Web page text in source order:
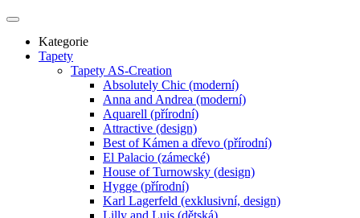
Kategorie
Tapety
Tapety AS-Creation
Absolutely Chic (moderní)
Anna and Andrea (moderní)
Aquarell (přírodní)
Attractive (design)
Best of Kámen a dřevo (přírodní)
El Palacio (zámecké)
House of Turnowsky (design)
Hygge (přírodní)
Karl Lagerfeld (exklusivní, design)
Lilly and Luis (dětská)